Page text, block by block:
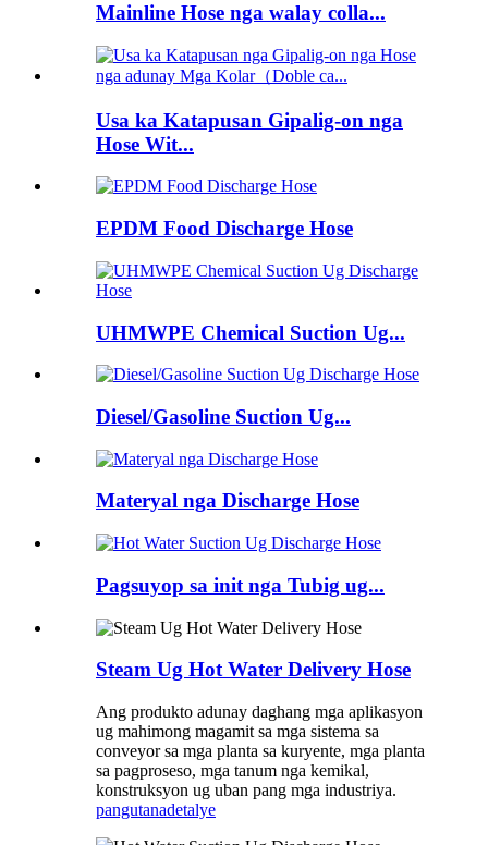
Mainline Hose nga walay colla...
Usa ka Katapusan Gipalig-on nga
Hose Wit...
EPDM Food Discharge Hose
UHMWPE Chemical Suction Ug...
Diesel/Gasoline Suction Ug...
Materyal nga Discharge Hose
Pagsuyop sa init nga Tubig ug...
Steam Ug Hot Water Delivery Hose
Ang produkto adunay daghang mga aplikasyon
ug mahimong magamit sa mga sistema sa
conveyor sa mga planta sa kuryente, mga planta
sa pagproseso, mga tanum nga kemikal,
konstruksyon ug uban pang mga industriya.
pangutanadetalye